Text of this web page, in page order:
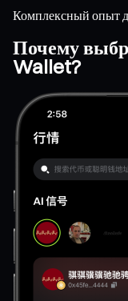
Комплексный опыт
Почему
Wallet?